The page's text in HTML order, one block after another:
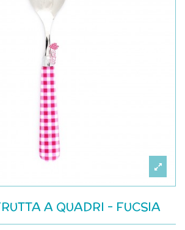
A QUADRI - FUCSIA